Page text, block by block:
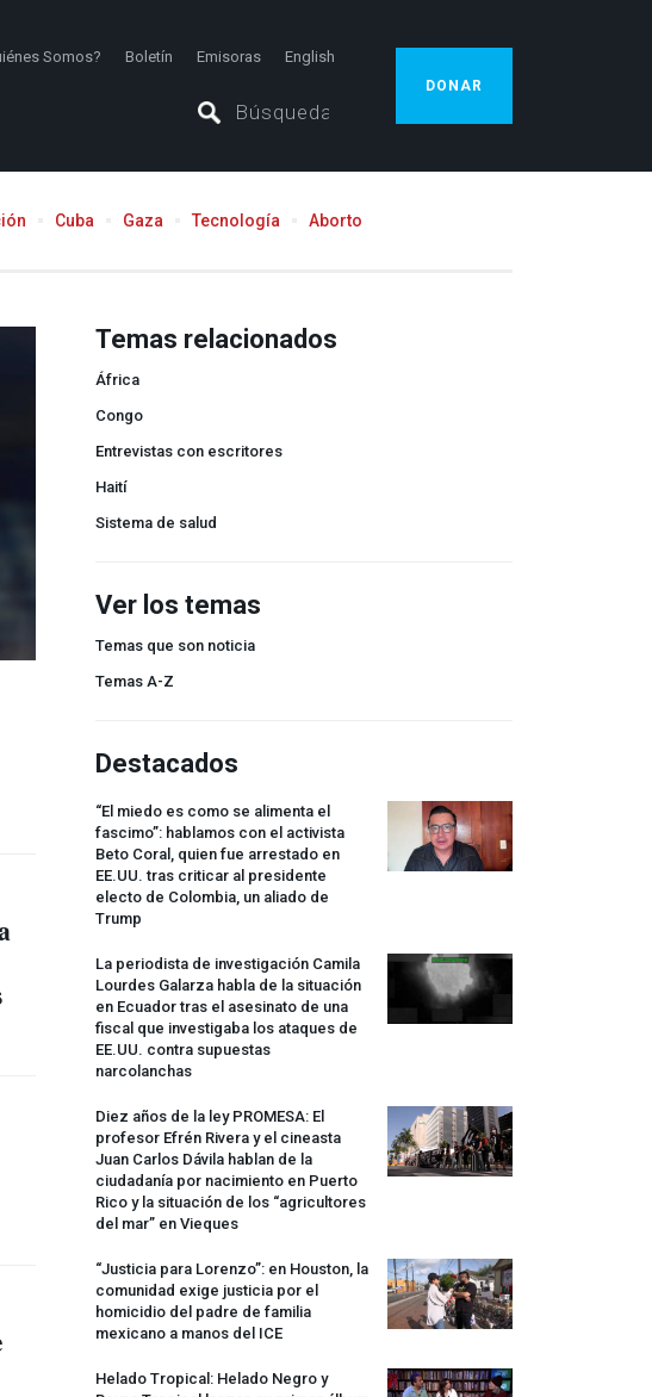
Somos? Boletín Emisoras English
DONAR
Cuba Gaza Tecnología Aborto
Temas relacionados
África
Congo
Entrevistas con escritores
Haití
Sistema de salud
Ver los temas
Temas que son noticia
Temas A-Z
Destacados
“El miedo es como se alimenta el
fascimo”: hablamos con el activista
Beto Coral, quien fue arrestado en
EE.UU. tras criticar al presidente
electo de Colombia, un aliado de
Trump
La periodista de investigación Camila
Lourdes Galarza habla de la situación
en Ecuador tras el asesinato de una
fiscal que investigaba los ataques de
EE.UU. contra supuestas
narcolanchas
Diez años de la ley PROMESA: El
profesor Efrén Rivera y el cineasta
Juan Carlos Dávila hablan de la
ciudadanía por nacimiento en Puerto
Rico y la situación de los “agricultores
del mar” en Vieques
“Justicia para Lorenzo”: en Houston, la
comunidad exige justicia por el
homicidio del padre de familia
mexicano a manos del ICE
Helado Tropical: Helado Negro y